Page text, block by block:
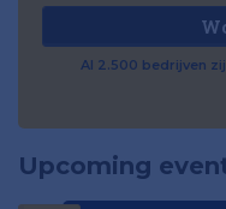
Al 2.500 bedrijven
Upcoming